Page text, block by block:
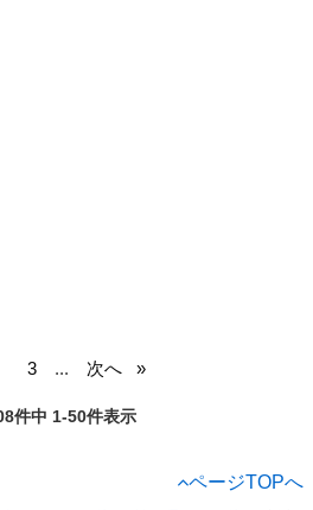
3 ... 次へ
件中 1-50件表示
ページTOPへ